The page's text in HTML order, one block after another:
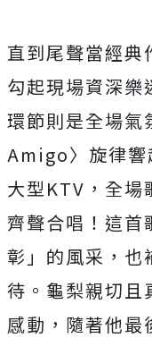
直到尾聲當經典
勾起現場資深樂
環節則是全場氣
Amigo〉 旋律
大型KTV， 全場
齊聲合唱！這首
彰」的風采，也
待。 龜梨親切且
感動， 隨著他最